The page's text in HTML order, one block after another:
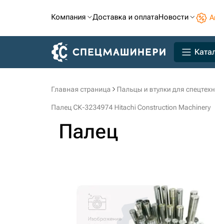
Компания Доставка и оплатаНовости
Главная страница Пальцы и втулки для
Палец СК-3234974 Hitachi Construction Machinery
Палец